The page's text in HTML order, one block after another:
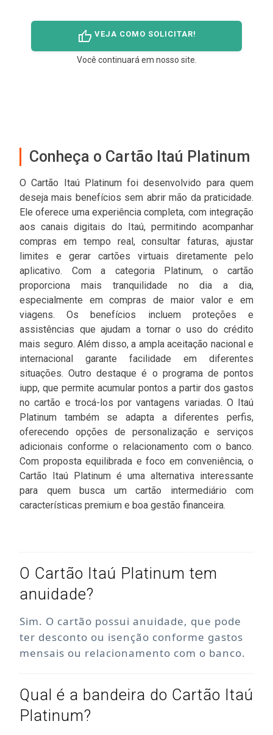
thumb_up VEJA COMO SOLICITAR!
Você continuará em nosso site.
Conheça o Cartão Itaú Platinum
O Cartão Itaú Platinum foi desenvolvido para quem
deseja mais benefícios sem abrir mão da praticidade.
Ele oferece uma experiência completa, com integração
aos canais digitais do Itaú, permitindo acompanhar
compras em tempo real, consultar faturas, ajustar
limites e gerar cartões virtuais diretamente pelo
aplicativo. Com a categoria Platinum, o cartão
proporciona mais tranquilidade no dia a dia,
especialmente em compras de maior valor e em
viagens. Os benefícios incluem proteções e
assistências que ajudam a tornar o uso do crédito
mais seguro. Além disso, a ampla aceitação nacional e
internacional garante facilidade em diferentes
situações. Outro destaque é o programa de pontos
iupp, que permite acumular pontos a partir dos gastos
no cartão e trocá-los por vantagens variadas. O Itaú
Platinum também se adapta a diferentes perfis,
oferecendo opções de personalização e serviços
adicionais conforme o relacionamento com o banco.
Com proposta equilibrada e foco em conveniência, o
Cartão Itaú Platinum é uma alternativa interessante
para quem busca um cartão intermediário com
características premium e boa gestão financeira.
O Cartão Itaú Platinum tem
anuidade?
Sim. O cartão possui anuidade, que pode
ter desconto ou isenção conforme gastos
mensais ou relacionamento com o banco.
Qual é a bandeira do Cartão Itaú
Platinum?